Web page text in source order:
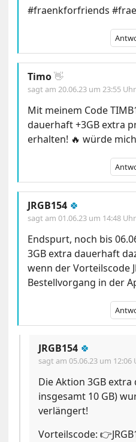
#fraenkforfriends
Timo👋
sagt am20.06.23 um 23:55 Uhr
Mit meinem Code
dauerhaft +3GB extra
erhalten! 🔥 würde
JRGB154 🍀
sagt am01.06.23 um 14:48 Uhr
Endspurt, noch bis
3GB extra dauerhaft
wenn der Vorteilscode
Bestellvorgang in der
JRGB154 🍀
sagt am05.06.23 um 12:06
Die Aktion 3GB
insgesamt 10 GB)
verlängert!
Vorteilscode: